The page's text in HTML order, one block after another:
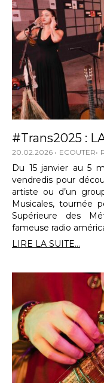
#Trans2025 :
20.02.2026 ECOUTER
Du 15 janvier au 5
vendredis pour
artiste ou d’un
Musicales, tournée
Supérieure des
fameuse radio
LIRE LA SUITE...